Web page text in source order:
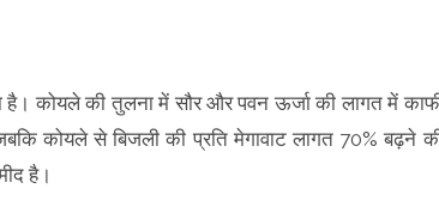
है। कोयले की तुलना में सौर और पवन ऊर्जा की लागत में
कोयले से बिजली की प्रति मेगावाट लागत 70% बढ़ने
है।